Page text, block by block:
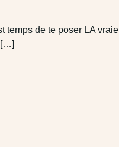
de te poser LA
[…]